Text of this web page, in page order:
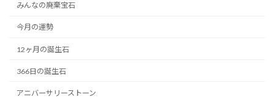
みんなの廃棄宝石
今月の運勢
12ヶ月の誕生石
366日の誕生石
アニバーサリーストーン